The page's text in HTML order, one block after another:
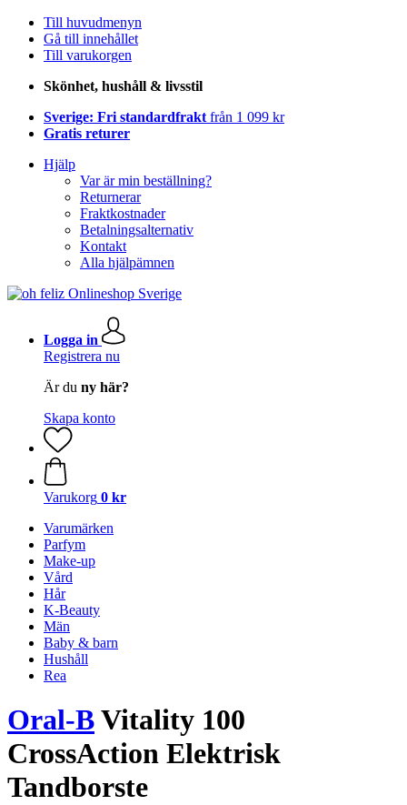
Till huvudmenyn
Gå till innehållet
Till varukorgen
Skönhet, hushåll & livsstil
Sverige: Fri standardfrakt från 1 099 kr
Gratis returer
Hjälp
Var är min beställning?
Returnerar
Fraktkostnader
Betalningsalternativ
Kontakt
Alla hjälpämnen
Logga in
Registrera nu
Är du ny här?
Skapa konto
Varukorg 0 kr
Varumärken
Parfym
Make-up
Vård
Hår
K-Beauty
Män
Baby & barn
Hushåll
Rea
Oral-BVitality 100
CrossAction Elektrisk
Tandborste